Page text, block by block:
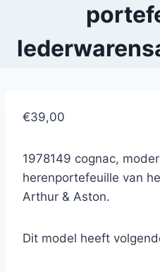
€39,00
1978149 cognac,
herenportefeuille van
Arthur & Aston.
Dit model heeft